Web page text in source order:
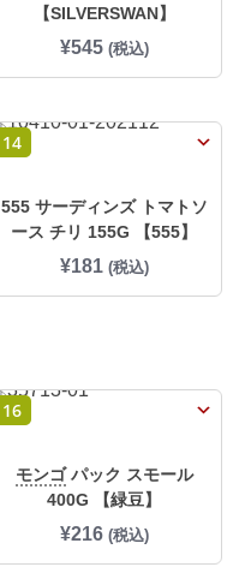
【SILVERSWAN】
¥545 (税込)
14
555 サーディンズ トマトソ
ース チリ 155G 【555】
¥181 (税込)
16
モンゴパック スモール
400G 【緑豆】
¥216 (税込)